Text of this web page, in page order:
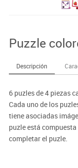
Puzzle
Descripción
6 puzles de 4 piezas
Cada uno de los
tiene asociadas
puzle está
completar el puzle.